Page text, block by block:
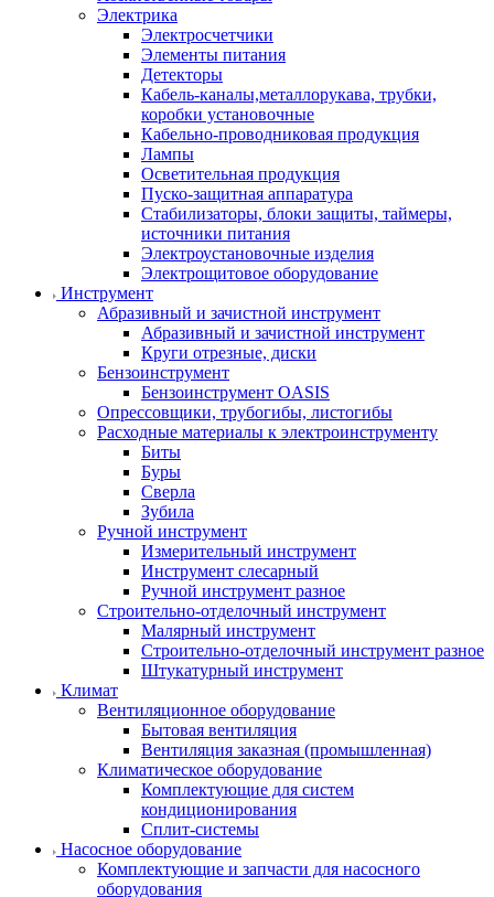
Электрика
Электросчетчики
Элементы питания
Детекторы
Кабель-каналы,металлорукава, трубки,
коробки установочные
Кабельно-проводниковая продукция
Лампы
Осветительная продукция
Пуско-защитная аппаратура
Стабилизаторы, блоки защиты, таймеры,
источники питания
Электроустановочные изделия
Электрощитовое оборудование
Инструмент
Абразивный и зачистной инструмент
Абразивный и зачистной инструмент
Круги отрезные, диски
Бензоинструмент
Бензоинструмент OASIS
Опрессовщики, трубогибы, листогибы
Расходные материалы к электроинструменту
Биты
Буры
Сверла
Зубила
Ручной инструмент
Измерительный инструмент
Инструмент слесарный
Ручной инструмент разное
Строительно-отделочный инструмент
Малярный инструмент
Строительно-отделочный инструмент разное
Штукатурный инструмент
Климат
Вентиляционное оборудование
Бытовая вентиляция
Вентиляция заказная (промышленная)
Климатическое оборудование
Комплектующие для систем
кондиционирования
Сплит-системы
Насосное оборудование
Комплектующие и запчасти для насосного
оборудования